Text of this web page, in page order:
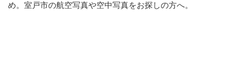
め。室戸市の航空写真や空中写真をお探しの方へ。